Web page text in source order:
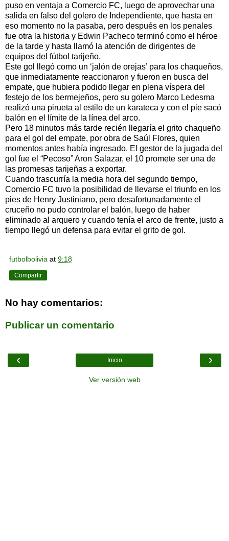
puso en ventaja a Comercio FC, luego de aprovechar una
salida en falso del golero de Independiente, que hasta en
eso momento no la pasaba, pero después en los penales
fue otra la historia y Edwin Pacheco terminó como el héroe
de la tarde y hasta llamó la atención de dirigentes de
equipos del fútbol tarijeño.
Este gol llegó como un ‘jalón de orejas’ para los chaqueños,
que inmediatamente reaccionaron y fueron en busca del
empate, que hubiera podido llegar en plena víspera del
festejo de los bermejeños, pero su golero Marco Ledesma
realizó una pirueta al estilo de un karateca y con el pie sacó
balón en el límite de la línea del arco.
Pero 18 minutos más tarde recién llegaría el grito chaqueño
para el gol del empate, por obra de Saúl Flores, quien
momentos antes había ingresado. El gestor de la jugada del
gol fue el “Pecoso” Aron Salazar, el 10 promete ser una de
las promesas tarijeñas a exportar.
Cuando trascurría la media hora del segundo tiempo,
Comercio FC tuvo la posibilidad de llevarse el triunfo en los
pies de Henry Justiniano, pero desafortunadamente el
cruceño no pudo controlar el balón, luego de haber
eliminado al arquero y cuando tenía el arco de frente, justo a
tiempo llegó un defensa para evitar el grito de gol.
futbolbolivia at 9:18
Compartir
No hay comentarios:
Publicar un comentario
‹ ›
Inicio
Ver versión web